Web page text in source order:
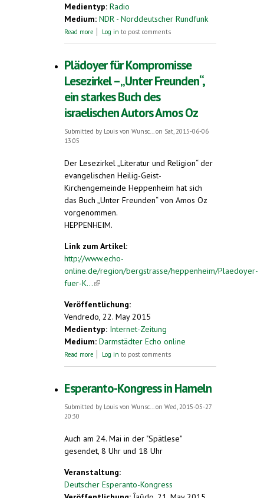
Medientyp: Radio
Medium: NDR - Norddeutscher Rundfunk
Read more about Esperanto-Kongress in Hameln
Log in to post comments
Plädoyer für Kompromisse
Lesezirkel – „Unter Freunden“,
ein starkes Buch des
israelischen Autors Amos Oz
Submitted by Louis von Wunsc...on Sat, 2015-06-06
13:05
Der Lesezirkel „Literatur und Religion“ der
evangelischen Heilig-Geist-
Kirchengemeinde Heppenheim hat sich
das Buch „Unter Freunden“ von Amos Oz
vorgenommen.
HEPPENHEIM.
Link zum Artikel:
http://www.echo-
online.de/region/bergstrasse/heppenheim/Plaedoyer-
fuer-K...(link is external)
Veröffentlichung:
Vendredo, 22. May 2015
Medientyp: Internet-Zeitung
Medium: Darmstädter Echo online
Read more about Plädoyer für Kompromisse Lesezirkel –
Log in to post comments
Esperanto-Kongress in Hameln
Submitted by Louis von Wunsc...on Wed, 2015-05-27
20:30
Auch am 24. Mai in der "Spätlese"
gesendet, 8 Uhr und 18 Uhr
Veranstaltung:
Deutscher Esperanto-Kongress